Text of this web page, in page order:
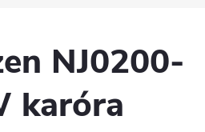
NJ0200-
karóra